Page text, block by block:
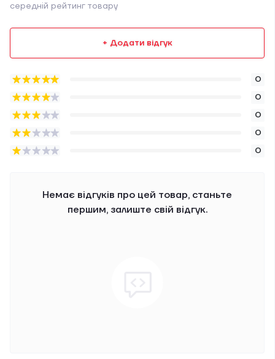
середній рейтинг товару
+ Додати відгук
0
0
0
0
0
Немає відгуків про цей товар, станьте
першим, залиште свій відгук.